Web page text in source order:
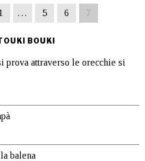
… 5 6 7
BOUKI
prova attraverso le orecchie si
balena